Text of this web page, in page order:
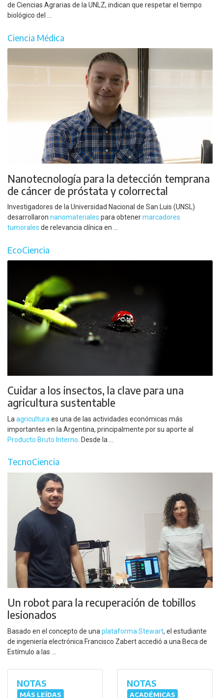
de Ciencias Agrarias de la UNLZ, indican que respetar el tiempo
biológico del ...
Ciencia Médica
Nanotecnología para la detección temprana
de cáncer de próstata y colorrectal
Investigadores de la Universidad Nacional de San Luis (UNSL)
desarrollaron nanomateriales para obtenermarcadores
tumorales de relevancia clínica en ...
EcoCiencia
Cuidar a los insectos, la clave para una
agricultura sustentable
La agricultura es una de las actividades económicas más
importantes en la Argentina, principalmente por su aporte al
Producto Bruto Interno . Desde la ...
TecnoCiencia
Un robot para la recuperación de tobillos
lesionados
Basado en el concepto de una plataforma Stewart, el estudiante
de ingeniería electrónica Francisco Zabert accedió a una Beca de
Estímulo a las ...
NOTAS
MÁS LEÍDAS
NOTAS
ACADÉMICAS